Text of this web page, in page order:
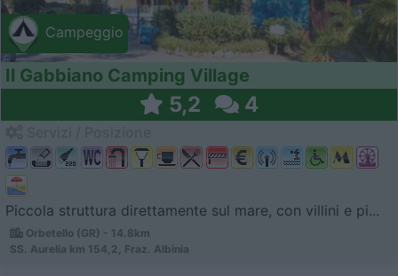
Campeggio
Il Gabbiano Camping Village
5,2 4
Piccola struttura direttamente sul mare, con villini e pi...
Orbetello (GR) - 14.8km
SS. Aurelia km 154,2, Fraz. Albinia